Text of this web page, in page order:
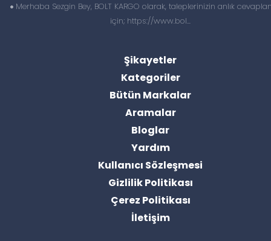
Merhaba Sezgin Bey, BOLT KARGO olarak, taleplerinizin anlık
için; https://www.bol...
Şikayetler
Kategoriler
Bütün Markalar
Aramalar
Bloglar
Yardım
Kullanıcı Sözleşmesi
Gizlilik Politikası
Çerez Politikası
İletişim